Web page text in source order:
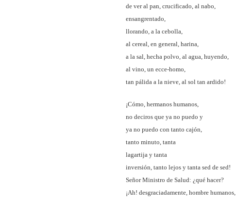
de ver al pan, crucificado, al nabo,
ensangrentado,
llorando, a la cebolla,
al cereal, en general, harina,
a la sal, hecha polvo, al agua, huyendo,
al vino, un ecce-homo,
tan pálida a la nieve, al sol tan ardido!
¡Cómo, hermanos humanos,
no deciros que ya no puedo y
ya no puedo con tanto cajón,
tanto minuto, tanta
lagartija y tanta
inversión, tanto lejos y tanta sed de sed!
Señor Ministro de Salud: ¿qué hacer?
¡Ah! desgraciadamente, hombre humanos,